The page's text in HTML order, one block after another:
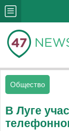
Общество
В Луге